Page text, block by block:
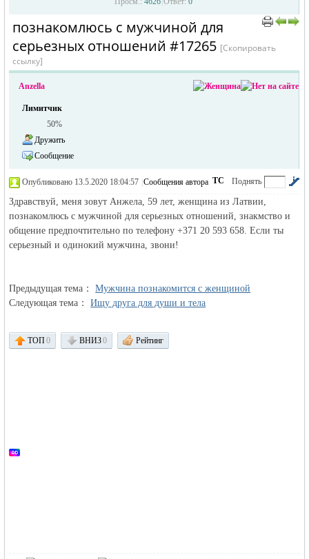
жизнь и
› ›
познакомлюсь с мужчиной для
серьезных отношений #17265 [Скопировать
ссылку]
Anzella
Лимитчик
50%
Дружить
Сообщение
Поднять
ТС
Опубликовано 13.5.2020 18:04:57 Сообщения автора
Здравствуй, меня зовут Анжела, 59 лет, женщина из Латвии,
познакомлюсь с мужчиной для серьезных отношений, знакмство и
общение предпочтительно по телефону +371 20 593 658. Если ты
серьезный и одинокий мужчинa, звони!
Предыдущая тема：Мужчина познакомится с женщиной
Следующая тема：Ищу друга для души и тела
ТОП0 ВНИЗ0 Рейтинг